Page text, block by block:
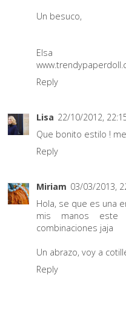
Un besuco,
Elsa
Reply
Lisa 22/10/2012,
Que bonito estilo !
Reply
Miriam 03/03/2013,
Hola, se que es una
mis manos
combinaciones jaja
Un abrazo, voy a
Reply